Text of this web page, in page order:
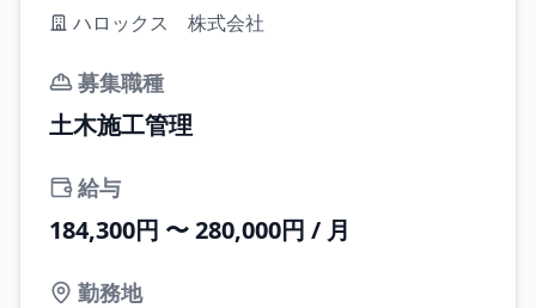
ハロックス 株式会社
募集職種
土木施工管理
給与
184,300円 〜 280,000円 / 月
勤務地